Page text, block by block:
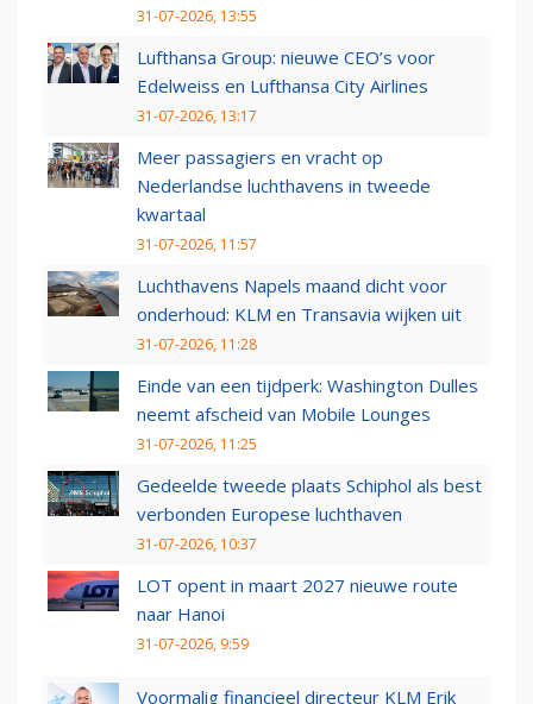
31-07-2026, 13:55
Lufthansa Group: nieuwe CEO’s voor
Edelweiss en Lufthansa City Airlines
31-07-2026, 13:17
Meer passagiers en vracht op
Nederlandse luchthavens in tweede
kwartaal
31-07-2026, 11:57
Luchthavens Napels maand dicht voor
onderhoud: KLM en Transavia wijken uit
31-07-2026, 11:28
Einde van een tijdperk: Washington Dulles
neemt afscheid van Mobile Lounges
31-07-2026, 11:25
Gedeelde tweede plaats Schiphol als best
verbonden Europese luchthaven
31-07-2026, 10:37
LOT opent in maart 2027 nieuwe route
naar Hanoi
31-07-2026, 9:59
Voormalig financieel directeur KLM Erik